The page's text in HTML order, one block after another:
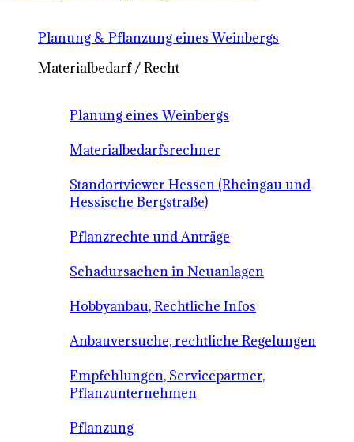
Planung & Pflanzung eines Weinbergs
Materialbedarf / Recht
Planung eines Weinbergs
Materialbedarfsrechner
Standortviewer Hessen (Rheingau und
Hessische Bergstraße)
Pflanzrechte und Anträge
Schadursachen in Neuanlagen
Hobbyanbau, Rechtliche Infos
Anbauversuche, rechtliche Regelungen
Empfehlungen, Servicepartner,
Pflanzunternehmen
Pflanzung